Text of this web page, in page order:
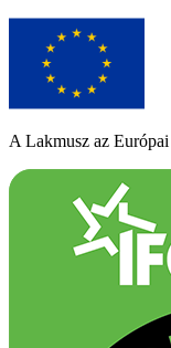
A Lakmusz az